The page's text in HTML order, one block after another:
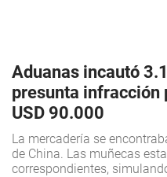
Aduanas incautó
presunta infracción
USD 90.000
La mercadería se
de China. Las muñecas
correspondientes,